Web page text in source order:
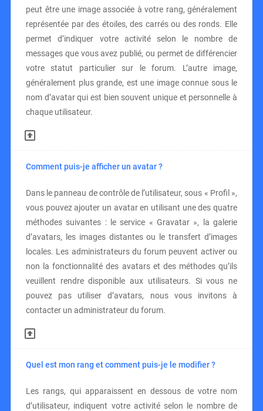
peut être une image associée à votre rang, généralement
représentée par des étoiles, des carrés ou des ronds. Elle
permet d’indiquer votre activité selon le nombre de
messages que vous avez publié, ou permet de différencier
votre statut particulier sur le forum. L’autre image,
généralement plus grande, est une image connue sous le
nom d’avatar qui est bien souvent unique et personnelle à
chaque utilisateur.
Comment puis-je afficher un avatar ?
Dans le panneau de contrôle de l’utilisateur, sous « Profil »,
vous pouvez ajouter un avatar en utilisant une des quatre
méthodes suivantes : le service « Gravatar », la galerie
d’avatars, les images distantes ou le transfert d’images
locales. Les administrateurs du forum peuvent activer ou
non la fonctionnalité des avatars et des méthodes qu’ils
veuillent rendre disponible aux utilisateurs. Si vous ne
pouvez pas utiliser d’avatars, nous vous invitons à
contacter un administrateur du forum.
Quel est mon rang et comment puis-je le modifier ?
Les rangs, qui apparaissent en dessous de votre nom
d’utilisateur, indiquent votre activité selon le nombre de